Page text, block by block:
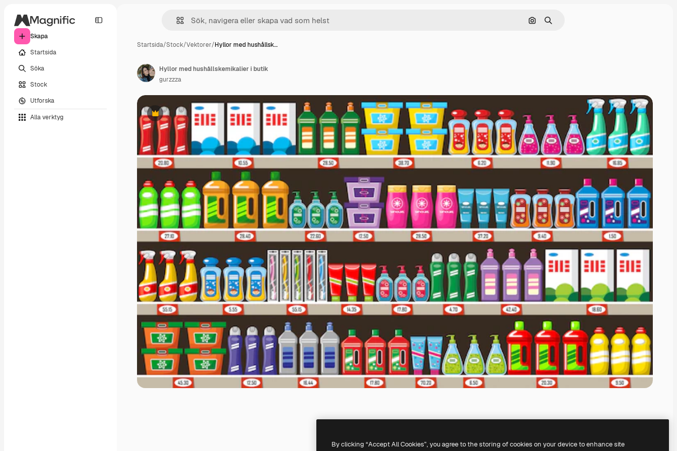
Skapa
Startsida
Söka
Stock
Utforska
Alla verktyg
Sök efter bild
Söka
Startsida/Stock/Vektorer/Hyllor med hushållsk…
Premie
Hyllor med hushållskemikalier i butik
gurzzza
By clicking “Accept All Cookies”, you agree to the storing of cookies on your device to enhance site